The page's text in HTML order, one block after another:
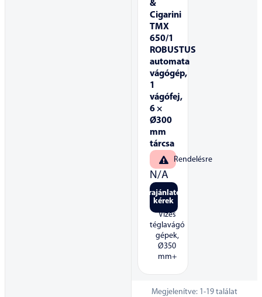
&
Cigarini
TMX
650/1
ROBUSTUS
automata
vágógép,
1
vágófej,
6 ×
Ø300
mm
tárcsa
Rendelésre
N/A
Árajánlatot
kérek
Vizes
téglavágó
gépek,
Ø350
mm+
Megjelenítve: 1 -19találat